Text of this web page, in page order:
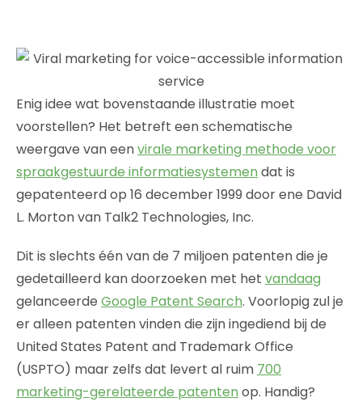
Enig idee wat bovenstaande illustratie moet
voorstellen? Het betreft een schematische
weergave van eenvirale marketing methode voor
spraakgestuurde informatiesystemen dat is
gepatenteerd op 16 december 1999 door ene David
L. Morton van Talk2 Technologies, Inc.
Dit is slechts één van de 7 miljoen patenten die je
gedetailleerd kan doorzoeken met het vandaag
gelanceerde Google Patent Search. Voorlopig zul je
er alleen patenten vinden die zijn ingediend bij de
United States Patent and Trademark Office
(USPTO) maar zelfs dat levert al ruim 700
marketing-gerelateerde patenten op. Handig?